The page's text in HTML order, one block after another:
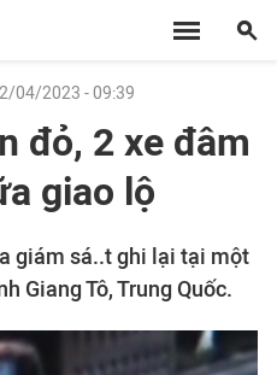
04/2023 - 09:39
đỏ, 2 xe đâm
giao lộ
giám sá..t ghi lại tại một
Giang Tô, Trung Quốc.